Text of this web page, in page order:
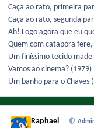
Caça ao rato, primeira
Caça ao rato, segunda
Ah! Logo agora que eu
Quem com catapora
Um finíssimo tecido
Vamos ao cinema? (1979)
Um banho para o Chaves
Raphael